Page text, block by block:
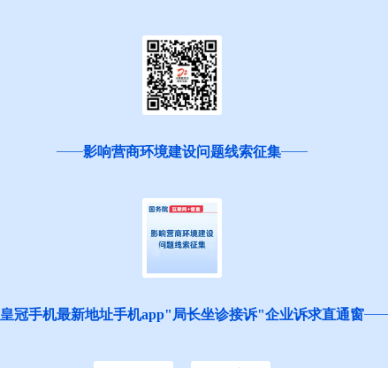
影响营商环境建设问题线索征集
皇冠手机最新地址手机app"局长坐诊接诉"企业诉求直通窗